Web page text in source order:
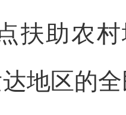
助农村
地区的